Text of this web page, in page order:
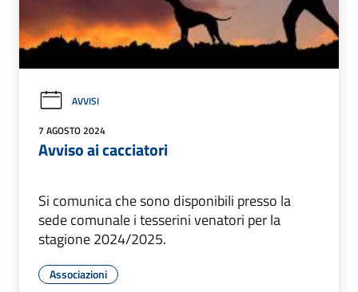
AVVISI
7 AGOSTO 2024
Avviso ai cacciatori
Si comunica che sono disponibili presso la
sede comunale i tesserini venatori per la
stagione 2024/2025.
Associazioni